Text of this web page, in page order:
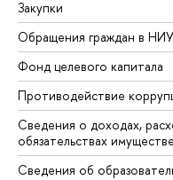
Закупки
Обращения граждан в
Фонд целевого капитала
Противодействие
Сведения о доходах,
обязательствах
Сведения об